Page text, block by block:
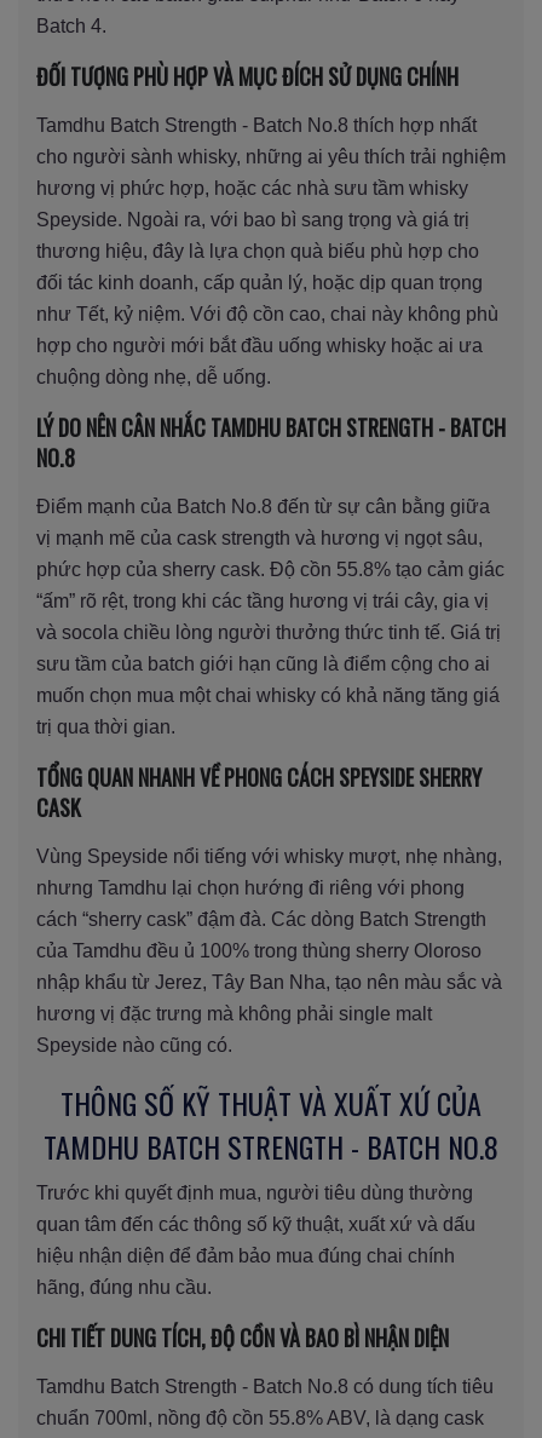
Batch 4.
ĐỐI TƯỢNG PHÙ HỢP VÀ MỤC ĐÍCH SỬ DỤNG CHÍNH
Tamdhu Batch Strength - Batch No.8 thích hợp nhất
cho người sành whisky, những ai yêu thích trải nghiệm
hương vị phức hợp, hoặc các nhà sưu tầm whisky
Speyside. Ngoài ra, với bao bì sang trọng và giá trị
thương hiệu, đây là lựa chọn quà biếu phù hợp cho
đối tác kinh doanh, cấp quản lý, hoặc dịp quan trọng
như Tết, kỷ niệm. Với độ cồn cao, chai này không phù
hợp cho người mới bắt đầu uống whisky hoặc ai ưa
chuộng dòng nhẹ, dễ uống.
LÝ DO NÊN CÂN NHẮC TAMDHU BATCH STRENGTH - BATCH
NO.8
Điểm mạnh của Batch No.8 đến từ sự cân bằng giữa
vị mạnh mẽ của cask strength và hương vị ngọt sâu,
phức hợp của sherry cask. Độ cồn 55.8% tạo cảm giác
“ấm” rõ rệt, trong khi các tầng hương vị trái cây, gia vị
và socola chiều lòng người thưởng thức tinh tế. Giá trị
sưu tầm của batch giới hạn cũng là điểm cộng cho ai
muốn chọn mua một chai whisky có khả năng tăng giá
trị qua thời gian.
TỔNG QUAN NHANH VỀ PHONG CÁCH SPEYSIDE SHERRY
CASK
Vùng Speyside nổi tiếng với whisky mượt, nhẹ nhàng,
nhưng Tamdhu lại chọn hướng đi riêng với phong
cách “sherry cask” đậm đà. Các dòng Batch Strength
của Tamdhu đều ủ 100% trong thùng sherry Oloroso
nhập khẩu từ Jerez, Tây Ban Nha, tạo nên màu sắc và
hương vị đặc trưng mà không phải single malt
Speyside nào cũng có.
THÔNG SỐ KỸ THUẬT VÀ XUẤT XỨ CỦA
TAMDHU BATCH STRENGTH - BATCH NO.8
Trước khi quyết định mua, người tiêu dùng thường
quan tâm đến các thông số kỹ thuật, xuất xứ và dấu
hiệu nhận diện để đảm bảo mua đúng chai chính
hãng, đúng nhu cầu.
CHI TIẾT DUNG TÍCH, ĐỘ CỒN VÀ BAO BÌ NHẬN DIỆN
Tamdhu Batch Strength - Batch No.8 có dung tích tiêu
chuẩn 700ml, nồng độ cồn 55.8% ABV, là dạng cask